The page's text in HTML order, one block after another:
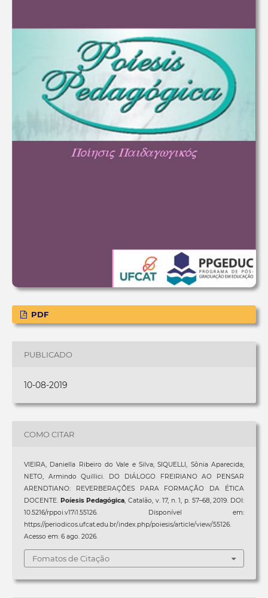
PDF
PUBLICADO
10-08-2019
COMO CITAR
VIEIRA, Daniella Ribeiro do Vale e Silva; SIQUELLI, Sônia Aparecida;
NETO, Armindo Quillici. DO DIÁLOGO FREIRIANO AO PENSAR
ARENDTIANO: REVERBERAÇÕES PARA FORMAÇÃO DA ÉTICA
DOCENTE. Poíesis Pedagógica, Catalão, v. 17, n. 1, p. 57–68, 2019. DOI:
10.5216/rppoi.v17i1.55126. Disponível em:
https://periodicos.ufcat.edu.br/index.php/poiesis/article/view/55126.
Acesso em: 6 ago. 2026.
Fomatos de Citação